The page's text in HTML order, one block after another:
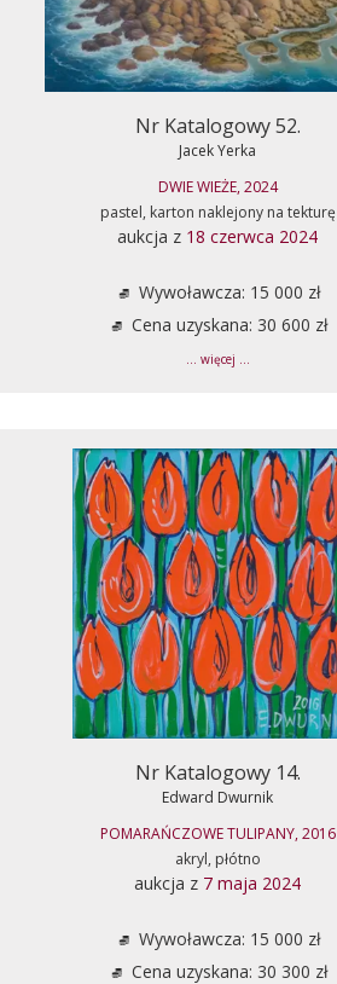
Nr Katalogowy 52.
Jacek Yerka
DWIE WIEŻE, 2024
pastel, karton naklejony na tekturę
aukcja z 18 czerwca 2024
Wywoławcza: 15 000 zł
Cena uzyskana: 30 600 zł
... więcej ...
Nr Katalogowy 14.
Edward Dwurnik
POMARAŃCZOWE TULIPANY, 2016
akryl, płótno
aukcja z 7 maja 2024
Wywoławcza: 15 000 zł
Cena uzyskana: 30 300 zł